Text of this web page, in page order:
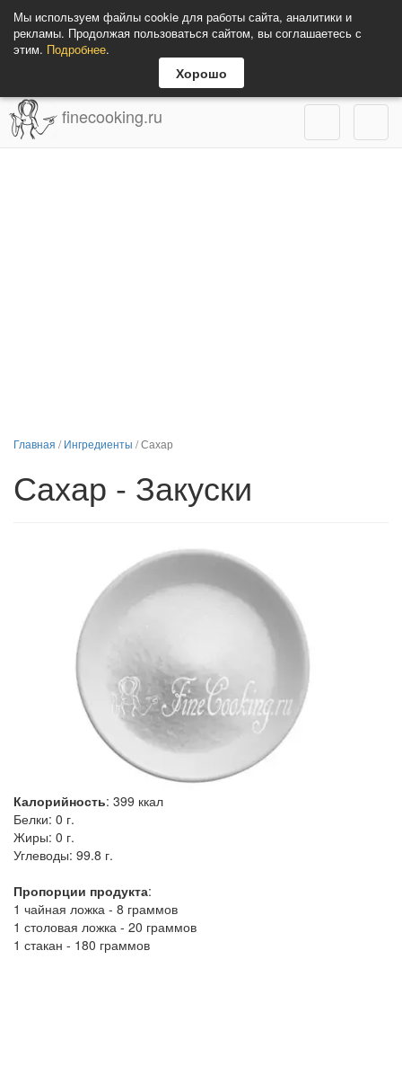
Мы используем файлы cookie для работы сайта, аналитики и
рекламы. Продолжая пользоваться сайтом, вы соглашаетесь с
этим. Подробнее.
Хорошо
finecooking.ru
Главная /Ингредиенты /Сахар
Сахар - Закуски
Калорийность: 399 ккал
Белки: 0 г.
Жиры: 0 г.
Углеводы: 99.8 г.
Пропорции продукта:
1 чайная ложка - 8 граммов
1 столовая ложка - 20 граммов
1 стакан - 180 граммов